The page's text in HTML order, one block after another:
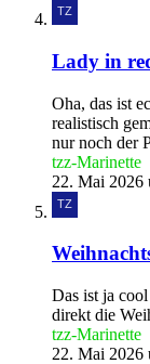
Lady in
Oha, das ist
realistisch
nur noch der
tzz-Marinette
22. Mai 2026
Das ist ja
direkt die
tzz-Marinette
22. Mai 2026